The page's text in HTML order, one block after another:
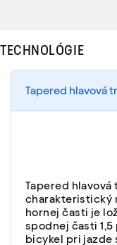
TECHNOLÓGIE
Tapered hlavová
Tapered hlavová
charakteristický
hornej časti je
spodnej časti
bicykel pri jazde